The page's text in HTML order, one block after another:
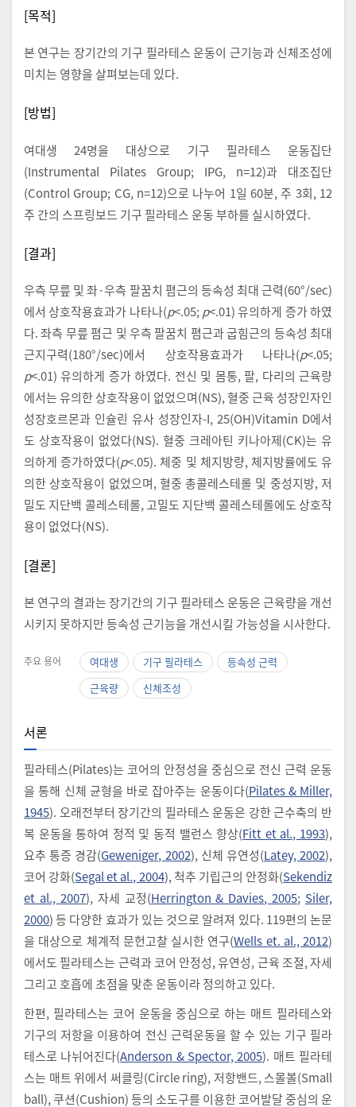
[목적]
본 연구는 장기간의 기구 필라테스 운동이 근기능과 신체조성에
미치는 영향을 살펴보는데 있다.
[방법]
여대생 24명을 대상으로 기구 필라테스 운동집단
(Instrumental Pilates Group; IPG, n=12)과 대조집단
(Control Group; CG, n=12)으로 나누어 1일 60분, 주 3회, 12
주 간의 스프링보드 기구 필라테스 운동 부하를 실시하였다.
[결과]
우측 무릎 및 좌·우측 팔꿈치 폄근의 등속성 최대 근력(60°/sec)
에서 상호작용효과가 나타나(p<.05; p<.01) 유의하게 증가 하였
다. 좌측 무릎 폄근 및 우측 팔꿈치 폄근과 굽힘근의 등속성 최대
근지구력(180°/sec)에서 상호작용효과가 나타나(p<.05;
p<.01) 유의하게 증가 하였다. 전신 및 몸통, 팔, 다리의 근육량
에서는 유의한 상호작용이 없었으며(NS), 혈중 근육 성장인자인
성장호르몬과 인슐린 유사 성장인자-I, 25(OH)Vitamin D에서
도 상호작용이 없었다(NS). 혈중 크레아틴 키나아제(CK)는 유
의하게 증가하였다(p<.05). 체중 및 체지방량, 체지방률에도 유
의한 상호작용이 없었으며, 혈중 총콜레스테롤 및 중성지방, 저
밀도 지단백 콜레스테롤, 고밀도 지단백 콜레스테롤에도 상호작
용이 없었다(NS).
[결론]
본 연구의 결과는 장기간의 기구 필라테스 운동은 근육량을 개선
시키지 못하지만 등속성 근기능을 개선시킬 가능성을 시사한다.
주요 용어 여대생 기구 필라테스
등속성 근력
근육량
신체조성
서론
필라테스(Pilates)는 코어의 안정성을 중심으로 전신 근력 운동
을 통해 신체 균형을 바로 잡아주는 운동이다(Pilates & Miller,
1945). 오래전부터 장기간의 필라테스 운동은 강한 근수축의 반
복 운동을 통하여 정적 및 동적 밸런스 향상(Fitt et al., 1993),
요추 통증 경감(Geweniger, 2002), 신체 유연성(Latey, 2002),
코어 강화(Segal et al., 2004), 척추 기립근의 안정화(Sekendiz
et al., 2007), 자세 교정(Herrington & Davies, 2005; Siler,
2000) 등 다양한 효과가 있는 것으로 알려져 있다. 119편의 논문
을 대상으로 체계적 문헌고찰 실시한 연구(Wells et. al., 2012)
에서도 필라테스는 근력과 코어 안정성, 유연성, 근육 조절, 자세
그리고 호흡에 초점을 맞춘 운동이라 정의하고 있다.
한편, 필라테스는 코어 운동을 중심으로 하는 매트 필라테스와
기구의 저항을 이용하여 전신 근력운동을 할 수 있는 기구 필라
테스로 나뉘어진다(Anderson & Spector, 2005). 매트 필라테
스는 매트 위에서 써클링(Circle ring), 저항밴드, 스몰볼(Small
ball), 쿠션(Cushion) 등의 소도구를 이용한 코어발달 중심의 운